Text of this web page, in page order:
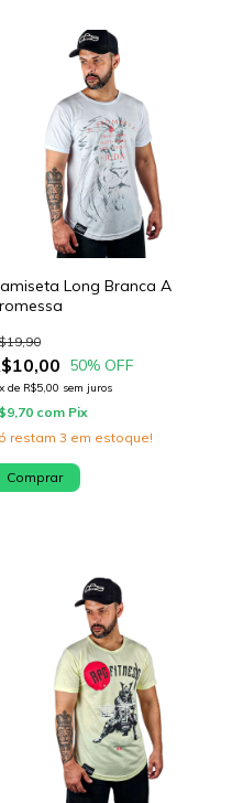
Long Branca A
50% OFF
xde R$5,00 sem juros
com Pix
restam3 em estoque!
Comprar